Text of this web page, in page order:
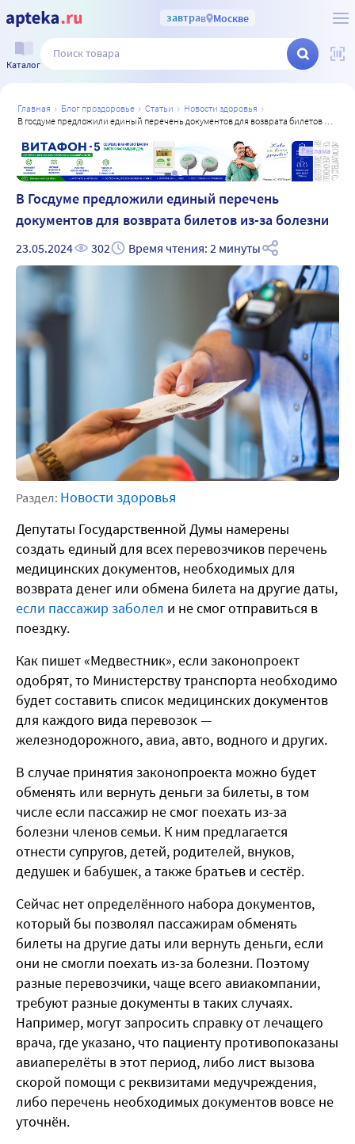
завтрав Москве
Каталог
главная блог проздоровье статьи
новости здоровья
в госдуме предложили единый перечень документов для возврата билетов из-за болезни
Реклама
В Госдуме предложили единый перечень
документов для возврата билетов из-за болезни
23.05.2024 302 Время чтения: 2 минуты
Раздел: Новости здоровья
Депутаты Государственной Думы намерены
создать единый для всех перевозчиков перечень
медицинских документов, необходимых для
возврата денег или обмена билета на другие даты,
если пассажир заболел и не смог отправиться в
поездку.
Как пишет «Медвестник», если законопроект
одобрят, то Министерству транспорта необходимо
будет составить список медицинских документов
для каждого вида перевозок —
железнодорожного, авиа, авто, водного и других.
В случае принятия законопроекта можно будет
обменять или вернуть деньги за билеты, в том
числе если пассажир не смог поехать из-за
болезни членов семьи. К ним предлагается
отнести супругов, детей, родителей, внуков,
дедушек и бабушек, а также братьев и сестёр.
Сейчас нет определённого набора документов,
который бы позволял пассажирам обменять
билеты на другие даты или вернуть деньги, если
они не смогли поехать из-за болезни. Поэтому
разные перевозчики, чаще всего авиакомпании,
требуют разные документы в таких случаях.
Например, могут запросить справку от лечащего
врача, где указано, что пациенту противопоказаны
авиаперелёты в этот период, либо лист вызова
скорой помощи с реквизитами медучреждения,
либо перечень необходимых документов вовсе не
уточнён.